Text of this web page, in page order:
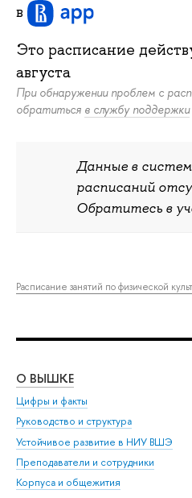
в
Это расписание
августа
При обнаружении проблем с
обратиться в службу поддержки
Данные в
расписаний
Обратитесь в
Расписание занятий по физической
О ВЫШКЕ
Цифры и факты
Руководство и структура
Устойчивое развитие в НИУ ВШЭ
Преподаватели и сотрудники
Корпуса и общежития